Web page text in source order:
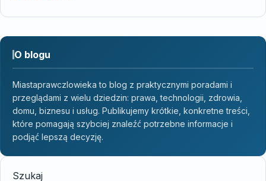
O blogu
Miastaprawczlowieka to blog z praktycznymi poradami i
przeglądami z wielu dziedzin: prawa, technologii, zdrowia,
domu, biznesu i usług. Publikujemy krótkie, konkretne treści,
które pomagają szybciej znaleźć potrzebne informacje i
podjąć lepszą decyzję.
Szukaj